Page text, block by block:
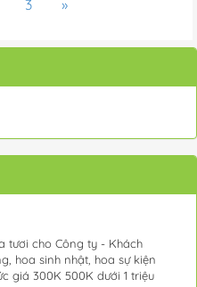
3 »
tươi cho Công ty - Khách
hoa sinh nhật, hoa sự kiện
giá 300K 500K dưới 1 triệu